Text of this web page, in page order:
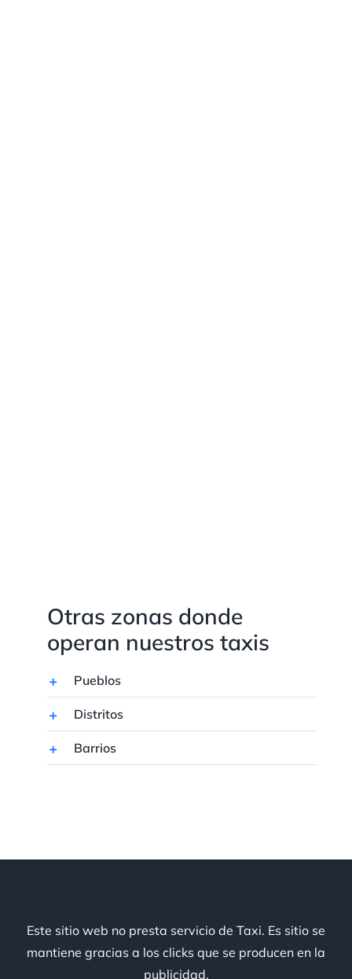
Otras zonas donde
operan nuestros taxis
Pueblos
Distritos
Barrios
Este sitio web no presta servicio de Taxi. Es sitio se
mantiene gracias a los clicks que se producen en la
publicidad.